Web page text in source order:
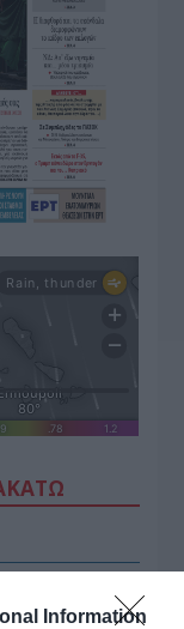
Information
καιρού